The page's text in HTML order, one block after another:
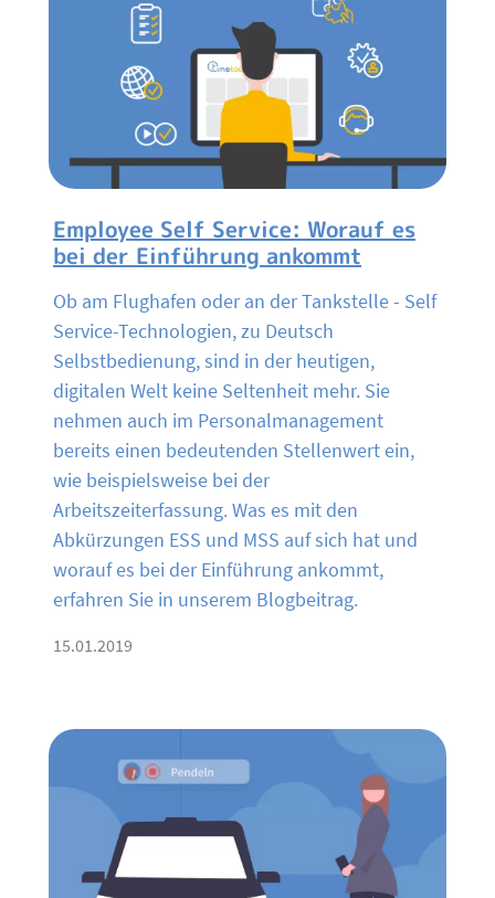
Employee Self Service: Worauf es
bei der Einführung ankommt
Ob am Flughafen oder an der Tankstelle - Self
Service-Technologien, zu Deutsch
Selbstbedienung, sind in der heutigen,
digitalen Welt keine Seltenheit mehr. Sie
nehmen auch im Personalmanagement
bereits einen bedeutenden Stellenwert ein,
wie beispielsweise bei der
Arbeitszeiterfassung. Was es mit den
Abkürzungen ESS und MSS auf sich hat und
worauf es bei der Einführung ankommt,
erfahren Sie in unserem Blogbeitrag.
15.01.2019